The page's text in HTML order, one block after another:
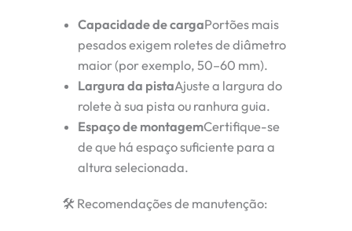
Capacidade de cargaPortões mais
pesados exigem roletes de diâmetro
maior (por exemplo, 50–60 mm).
Largura da pistaAjuste a largura do
rolete à sua pista ou ranhura guia.
Espaço de montagemCertifique-se
de que há espaço suficiente para a
altura selecionada.
🛠 Recomendações de manutenção: